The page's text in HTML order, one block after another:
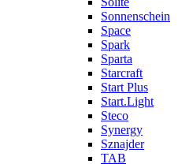
Sonnenschein
Space
Spark
Sparta
Starcraft
Start Plus
Start.Light
Steco
Synergy
Sznajder
TAB